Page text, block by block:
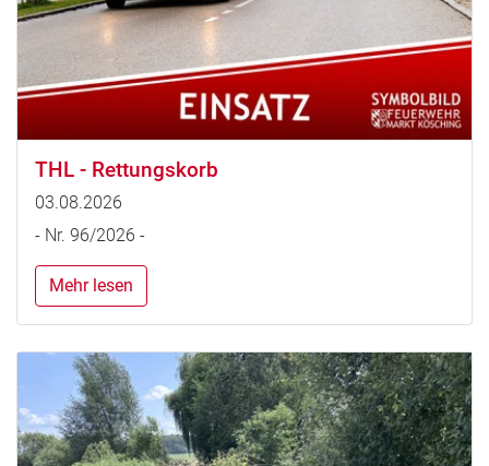
THL - Rettungskorb
03.08.2026
- Nr. 96/2026 -
Mehr lesen